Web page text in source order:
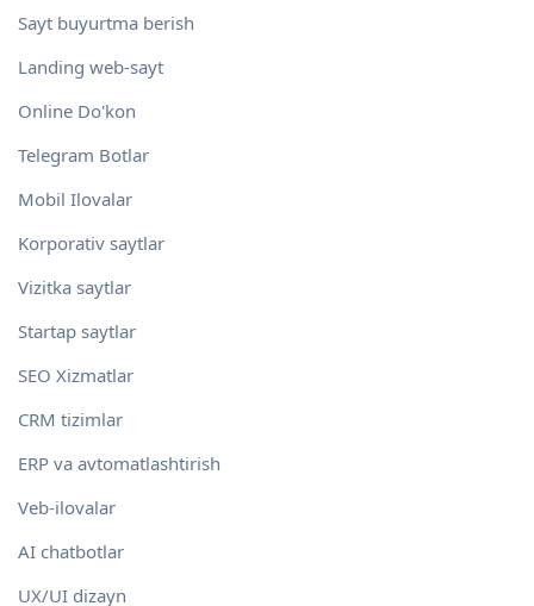
Sayt buyurtma berish
Landing web-sayt
Online Do'kon
Telegram Botlar
Mobil Ilovalar
Korporativ saytlar
Vizitka saytlar
Startap saytlar
SEO Xizmatlar
CRM tizimlar
ERP va avtomatlashtirish
Veb-ilovalar
AI chatbotlar
UX/UI dizayn